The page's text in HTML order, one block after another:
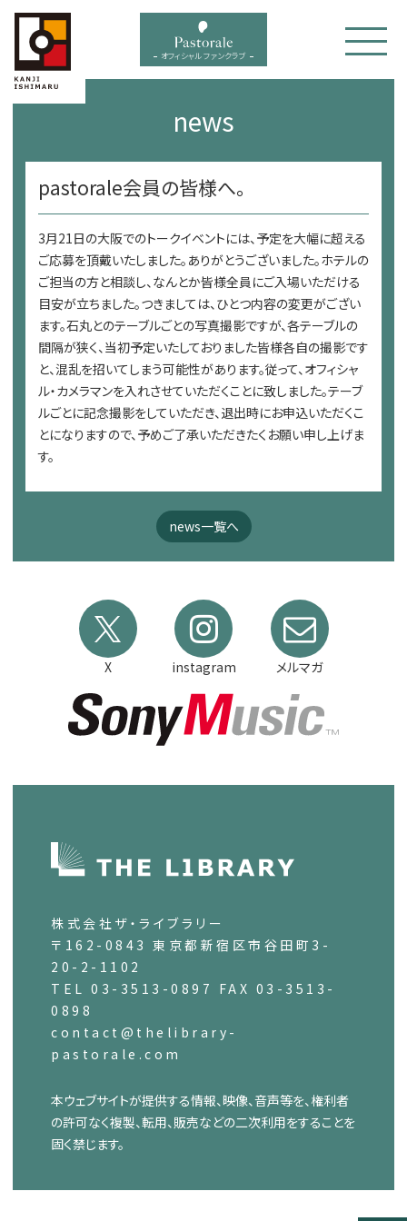
menu オフィシャル ファンクラブ
news
pastorale会員の皆様へ。
3月21日の大阪でのトークイベントには、予定を大幅に超える
ご応募を頂戴いたしました。ありがとうございました。ホテルの
ご担当の方と相談し、なんとか皆様全員にご入場いただける
目安が立ちました。つきましては、ひとつ内容の変更がござい
ます。石丸とのテーブルごとの写真撮影ですが、各テーブルの
間隔が狭く、当初予定いたしておりました皆様各自の撮影です
と、混乱を招いてしまう可能性があります。従って、オフィシャ
ル・カメラマンを入れさせていただくことに致しました。テーブ
ルごとに記念撮影をしていただき、退出時にお申込いただくこ
とになりますので、予めご了承いただきたくお願い申し上げま
す。
news一覧へ
X instagram メルマガ
株式会社ザ・ライブラリー
〒162-0843 東京都新宿区市谷田町3-
20-2-1102
TEL 03-3513-0897 FAX 03-3513-
0898
contact@thelibrary-
pastorale.com
本ウェブサイトが提供する情報、映像、音声等を、権利者
の許可なく複製、転用、販売などの二次利用をすることを
固く禁じます。